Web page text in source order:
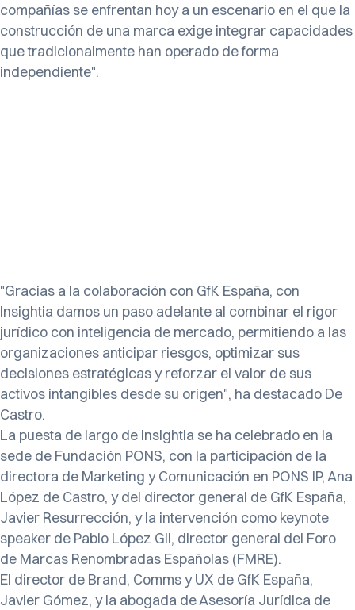
compañías se enfrentan hoy a un escenario en el que la
construcción de una marca exige integrar capacidades
que tradicionalmente han operado de forma
independiente".
"Gracias a la colaboración con GfK España, con
Insightia damos un paso adelante al combinar el rigor
jurídico con inteligencia de mercado, permitiendo a las
organizaciones anticipar riesgos, optimizar sus
decisiones estratégicas y reforzar el valor de sus
activos intangibles desde su origen", ha destacado De
Castro.
La puesta de largo de Insightia se ha celebrado en la
sede de Fundación PONS, con la participación de la
directora de Marketing y Comunicación en PONS IP, Ana
López de Castro, y del director general de GfK España,
Javier Resurrección, y la intervención como keynote
speaker de Pablo López Gil, director general del Foro
de Marcas Renombradas Españolas (FMRE).
El director de Brand, Comms y UX de GfK España,
Javier Gómez, y la abogada de Asesoría Jurídica de